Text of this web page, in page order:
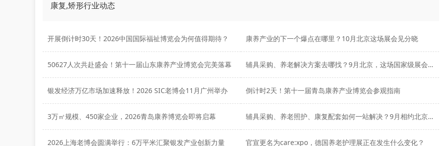
康复,矫形行业动态
开展倒计时30天！2026中国国际福祉博览会为何值得期待？ 康养产业的下一个爆点在哪里？10月北京这场展会见分晓
50627人次共赴盛会！第十一届山东康养产业博览会完美落幕 辅具采购、养老解决方案去哪找？9月北京，这场国家级展会别错过！
银发经济万亿市场加速释放！2026 SIC老博会11月广州举办 倒计时2天！第十一届青岛康养产业博览会参观指南
3万㎡规模、450家企业，2026青岛康养博览会即将启幕 辅具采购、养老照护、康复配套如何一站解决？9月相约北京福祉博览会！
2026上海老博会圆满举行：6万平米汇聚银发产业创新力量 官宣更名为care:xpo，德国养老护理展正在发生什么变化？